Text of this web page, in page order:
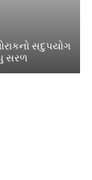
સદુપયોગ
સરળ